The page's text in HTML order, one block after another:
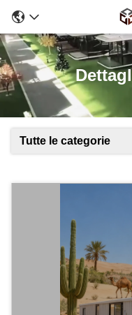
Tutte le categorie